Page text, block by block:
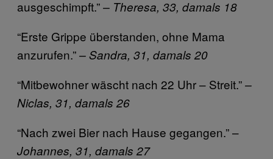
ausgeschimpft.”– Theresa, 33, damals 18
“Erste Grippe überstanden, ohne Mama
anzurufen.”– Sandra, 31, damals 20
“Mitbewohner wäscht nach 22 Uhr – Streit.”–
Niclas, 31, damals 26
“Nach zwei Bier nach Hause gegangen.” –
Johannes, 31, damals 27